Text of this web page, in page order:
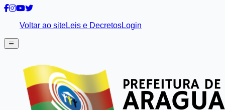
Voltar ao siteLeis e DecretosLogin